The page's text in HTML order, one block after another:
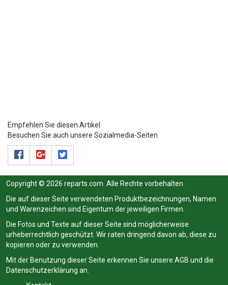
Empfehlen Sie diesen Artikel
Besuchen Sie auch unsere Sozialmedia-Seiten
Copyright © 2026 reparts.com. Alle Rechte vorbehalten.
Die auf dieser Seite verwendeten Produktbezeichnungen, Namen
und Warenzeichen sind Eigentum der jeweiligen Firmen.
Die Fotos und Texte auf dieser Seite sind möglicherweise
urheberrechtlich geschützt. Wir raten dringend davon ab, diese zu
kopieren oder zu verwenden.
Mit der Benutzung dieser Seite erkennen Sie unsere AGB und die
Datenschutzerklärung an.